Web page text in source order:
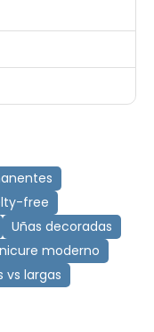
free
Uñas decoradas
moderno
vs largas